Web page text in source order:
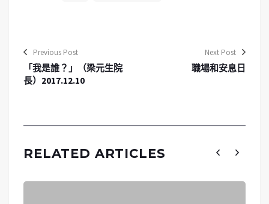
Previous Post
「我是誰？」（梁元生院
長）2017.12.10
Next Post
職場和安息日
RELATED ARTICLES